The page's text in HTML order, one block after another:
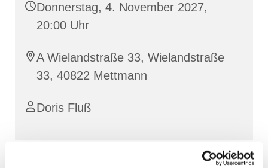
Donnerstag, 4. November 2027,
20:00 Uhr
A Wielandstraße 33, Wielandstraße
33, 40822 Mettmann
Doris Fluß